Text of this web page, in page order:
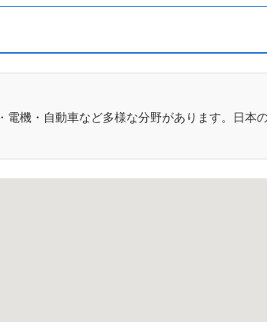
機・自動車など多様な分野があります。日本